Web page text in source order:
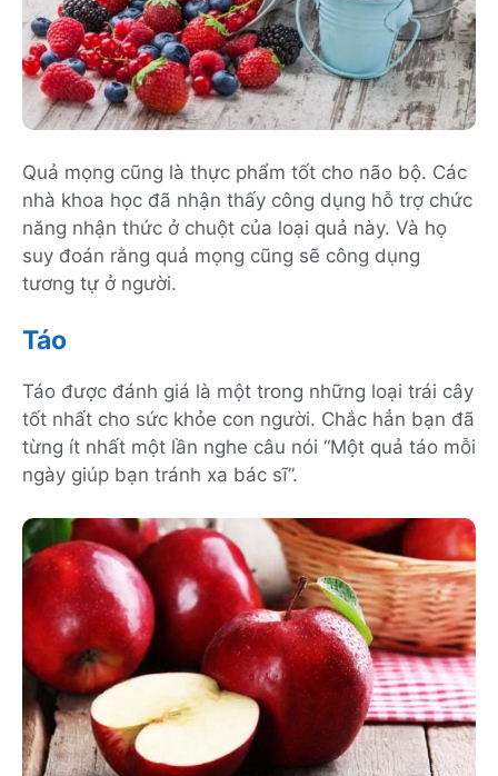
Quả mọng cũng là thực phẩm tốt cho não bộ. Các
nhà khoa học đã nhận thấy công dụng hỗ trợ chức
năng nhận thức ở chuột của loại quả này. Và họ
suy đoán rằng quả mọng cũng sẽ công dụng
tương tự ở người.
Táo
Táo được đánh giá là một trong những loại trái cây
tốt nhất cho sức khỏe con người. Chắc hẳn bạn đã
từng ít nhất một lần nghe câu nói “Một quả táo mỗi
ngày giúp bạn tránh xa bác sĩ”.